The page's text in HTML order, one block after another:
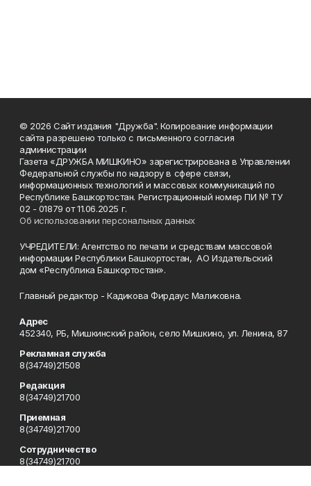
© 2026 Сайт издания "Дружба". Копирование информации
сайта разрешено только с письменного согласия
администрации
Газета «ДРУЖБА МИШКИНО» зарегистрирована в Управлении
Федеральной службы по надзору в сфере связи,
информационных технологий и массовых коммуникаций по
Республике Башкортостан. Регистрационный номер ПИ № ТУ
02 - 01879 от 11.06.2025 г.
Об использовании персональных данных
УЧРЕДИТЕЛИ: Агентство по печати и средствам массовой
информации Республики Башкортостан, АО Издательский
дом «Республика Башкортостан».
Главный редактор - Кадикова Фирдаус Маликовна.
Адрес
452340, РБ, Мишкинский район, село Мишкино, ул. Ленина, 87
Рекламная служба
8(34749)21508
Редакция
8(34749)21700
Приемная
8(34749)21700
Сотрудничество
8(34749)21700